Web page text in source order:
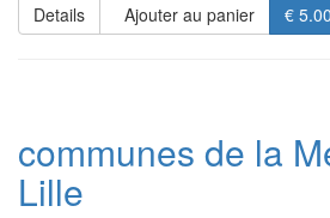
Details Ajouter au panier € 5.00
communes de la
Lille